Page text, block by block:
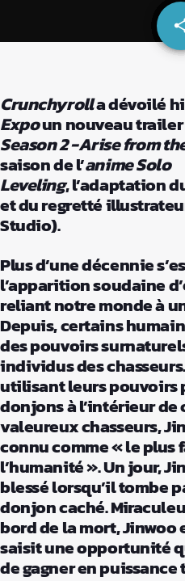
Crunchyrolla dévoilé
Expoun nouveau
Season 2 -Arise from
saison de l’animeSolo
Leveling, l’adaptation
et du regretté
Studio).
Plus d’une décennie
l’apparition soudaine
reliant notre monde à
Depuis, certains
des pouvoirs
individus des
utilisant leurs pouvoirs
donjons à l’intérieur de
valeureux chasseurs,
connu comme « le plus
l’humanité ». Un jour,
blessé lorsqu’il tombe
donjon caché.
bord de la mort,
saisit une opportunité
de gagner en